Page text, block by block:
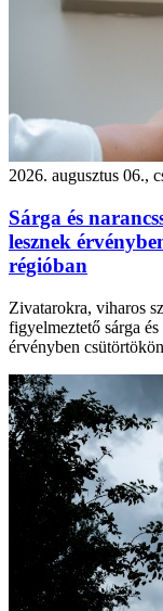
2026. augusztus 06.,
Sárga és
lesznek
régióban
Zivatarokra, viharos
figyelmeztető sárga
érvényben